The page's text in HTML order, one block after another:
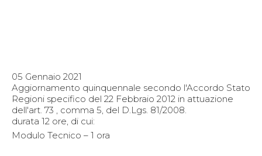
05 Gennaio 2021
Aggiornamento quinquennale secondo l'Accordo Stato
Regioni specifico del 22 Febbraio 2012 in attuazione
dell'art. 73 , comma 5, del D.Lgs. 81/2008.
durata 12 ore, di cui:
Modulo Tecnico – 1 ora